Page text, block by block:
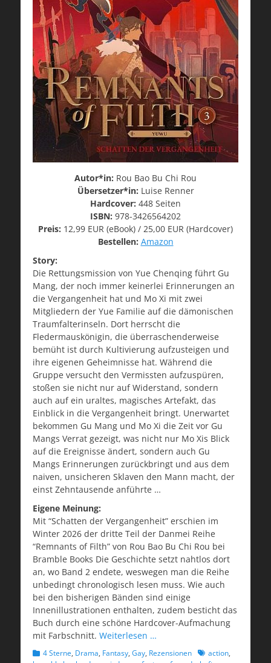
Autor*in: Rou Bao Bu Chi Rou
Übersetzer*in: Luise Renner
Hardcover: 448 Seiten
ISBN: 978-3426564202
Preis: 12,99 EUR (eBook) / 25,00 EUR (Hardcover)
Bestellen: Amazon
Story:
Die Rettungsmission von Yue Chenqing führt Gu
Mang, der noch immer keinerlei Erinnerungen an
die Vergangenheit hat und Mo Xi mit zwei
Mitgliedern der Yue Familie auf die dämonischen
Traumfalterinseln. Dort herrscht die
Fledermauskönigin, die überraschenderweise
bemüht ist durch Kultivierung aufzusteigen und
ihre eigenen Geheimnisse hat. Während die
Gruppe versucht den Vermissten aufzuspüren,
stoßen sie nicht nur auf Widerstand, sondern
auch auf ein uraltes, magisches Artefakt, das
Einblick in die Vergangenheit bringt. Unerwartet
bekommen Gu Mang und Mo Xi die Zeit vor Gu
Mangs Verrat gezeigt, was nicht nur Mo Xis Blick
auf die Ereignisse ändert, sondern auch Gu
Mangs Erinnerungen zurückbringt und aus dem
naiven, unsicheren Sklaven den Mann macht, der
einst Zehntausende anführte …
Eigene Meinung:
Mit “Schatten der Vergangenheit” erschien im
Winter 2026 der dritte Teil der Danmei Reihe
“Remnants of Filth” von Rou Bao Bu Chi Rou bei
Bramble Books Die Geschichte setzt nahtlos dort
an, wo Band 2 endete, weswegen man die Reihe
unbedingt chronologisch lesen muss. Wie auch
bei den bisherigen Bänden sind einige
Innenillustrationen enthalten, zudem besticht das
Buch durch eine schöne Hardcover-Aufmachung
mit Farbschnitt. Weiterlesen …
Kategorien
4 Sterne, Drama, Fantasy, Gay, Rezensionen Schlagworte
action,